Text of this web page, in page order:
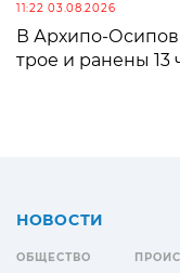
11:22 03.08.2026
В Архипо-
трое и ранены 13
НОВОСТИ
ОБЩЕСТВО